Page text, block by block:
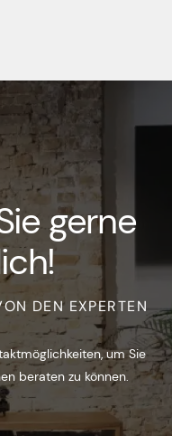
gerne
DEN EXPERTEN
um Sie
beraten zu können.